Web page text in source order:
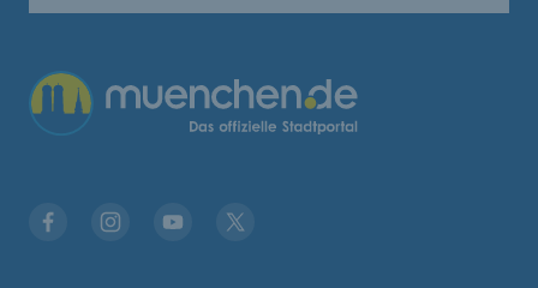
Übergreifende Links